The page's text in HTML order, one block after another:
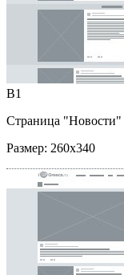
B1
Страница "Новости"
Размер: 260x340